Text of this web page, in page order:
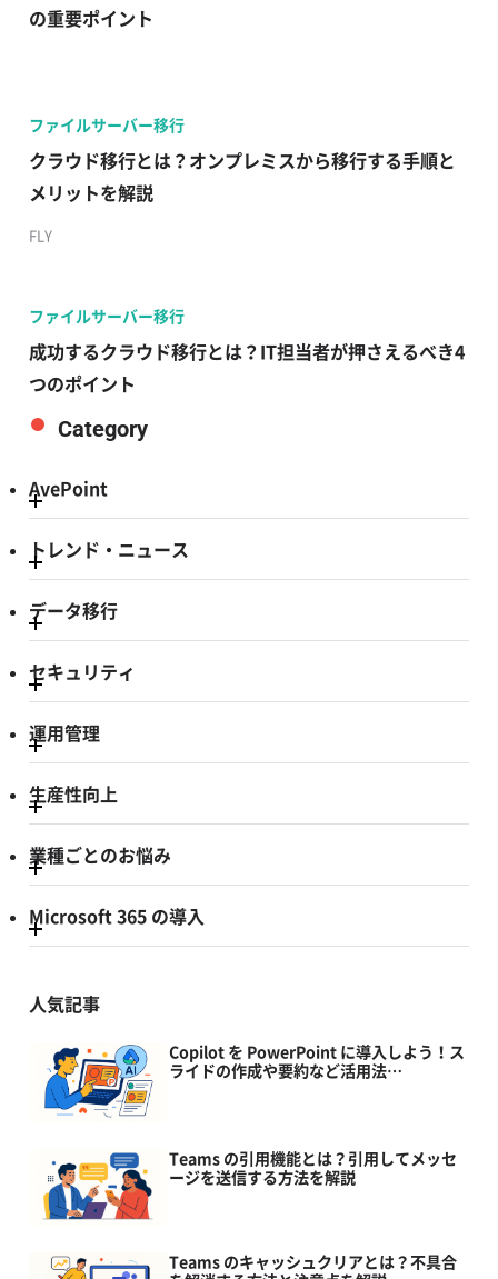
の重要ポイント
ファイルサーバー移行
クラウド移行とは？オンプレミスから移行する手順と
メリットを解説
FLY
ファイルサーバー移行
成功するクラウド移行とは？IT担当者が押さえるべき4
つのポイント
Category
AvePoint
トレンド・ニュース
データ移行
セキュリティ
運用管理
生産性向上
業種ごとのお悩み
Microsoft 365 の導入
人気記事
Copilot を PowerPoint に導入しよう！ス
ライドの作成や要約など活用法…
Teams の引用機能とは？引用してメッセ
ージを送信する方法を解説
Teams のキャッシュクリアとは？不具合